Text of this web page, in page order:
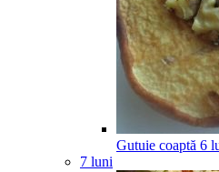
Gutuie coaptă 6
7 luni